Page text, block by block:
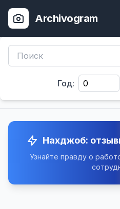
Archivogram
Год:
Нахджоб:
Узнайте правду о